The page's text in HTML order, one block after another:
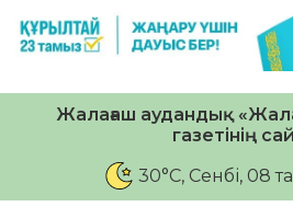
Жалағаш аудандық
газетінің
30°C, Сенбі, 08